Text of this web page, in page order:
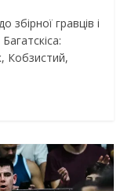
гравців і
Кобзистий,